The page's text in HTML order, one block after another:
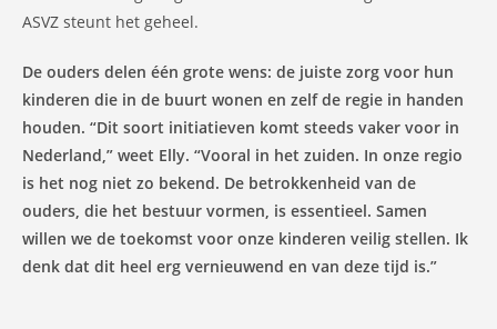
ASVZ steunt het geheel.
De ouders delen één grote wens: de juiste zorg voor hun
kinderen die in de buurt wonen en zelf de regie in handen
houden. “Dit soort initiatieven komt steeds vaker voor in
Nederland,” weet Elly. “Vooral in het zuiden. In onze regio
is het nog niet zo bekend. De betrokkenheid van de
ouders, die het bestuur vormen, is essentieel. Samen
willen we de toekomst voor onze kinderen veilig stellen. Ik
denk dat dit heel erg vernieuwend en van deze tijd is.”